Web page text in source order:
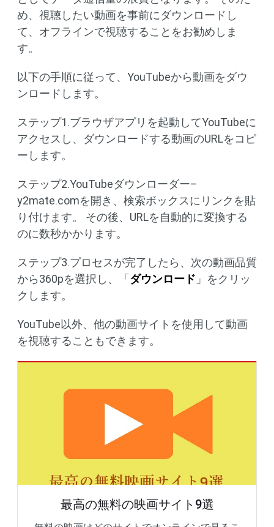
め、視聴したい動画を事前にダウンロードし
て、オフラインで視聴することをお勧めしま
す。
以下の手順に従って、YouTubeから動画をダウ
ンロードします。
ステップ1.ブラウザアプリを起動してYouTubeに
アクセスし、ダウンロードする動画のURLをコピ
ーします。
ステップ2.YouTubeダウンローダー–
y2mate.comを開き、検索ボックスにリンクを貼
り付けます。 その後、URLを自動的に変換する
のに数秒かかります。
ステップ3.プロセスが完了したら、次の動画品質
から360pを選択し、「 ダウンロード 」をクリッ
クします。
YouTube以外、他の動画サイトを使用して動画
を視聴することもできます。
最高の無料の映画サイト9選